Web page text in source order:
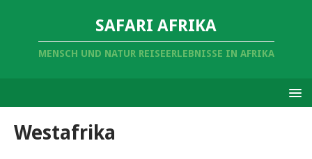
SAFARI AFRIKA
MENSCH UND NATUR REISEERLEBNISSE IN AFRIKA
Westafrika